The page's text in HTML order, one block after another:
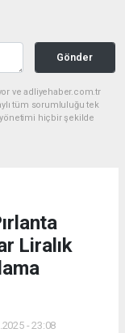
Gönder
ve adliyehaber.com.tr
tüm sorumluluğu tek
yönetimi hiçbir şekilde
Liralık
- 23:08